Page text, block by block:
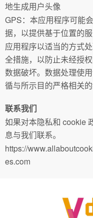
地生成用户头像
GPS：本应用程序可能
据，以提供基于位置的
应用程序以适当的方式
全措施，以防止未经授
数据破坏。数据处理使
循与所示目的严格相关的
联系我们
如果对本隐私和 cookie
息与我们联系。
https://
es.com